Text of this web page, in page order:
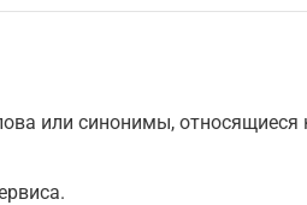
или синонимы, относящиеся